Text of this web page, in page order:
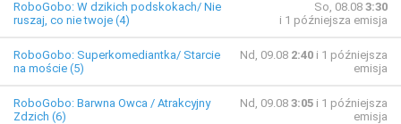
RoboGobo: W dzikich podskokach/ Nie
ruszaj, co nie twoje (4)
So, 08.08 3:30
i 1 późniejsza emisja
RoboGobo: Superkomediantka/ Starcie
na moście (5)
Nd, 09.08 2:40 i 1 późniejsza
emisja
RoboGobo: Barwna Owca / Atrakcyjny
Zdzich (6)
Nd, 09.08 3:05 i 1 późniejsza
emisja